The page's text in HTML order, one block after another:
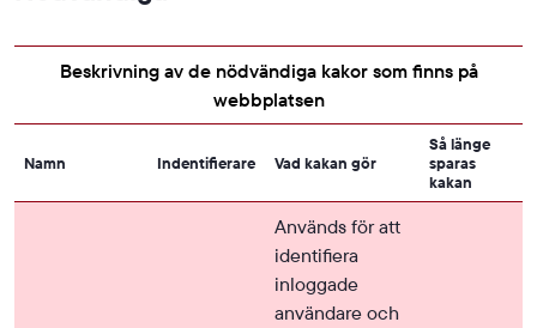
Beskrivning av de nödvändiga kakor som finns på
webbplatsen
Namn Indentifierare Vad kakan gör
Så länge
sparas
kakan
Används för att
identifiera
inloggade
användare och